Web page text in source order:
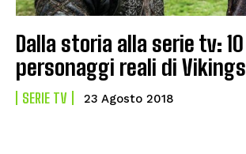
Dalla storia alla serie tv: 10
personaggi reali di Vikings
SERIE TV 23 Agosto 2018